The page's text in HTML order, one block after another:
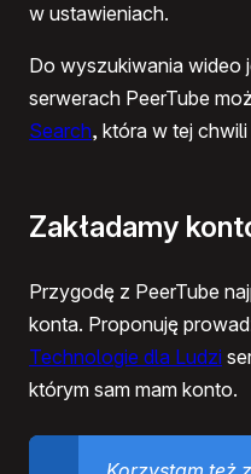
w ustawieniach.
Do wyszukiwania wideo
serwerach PeerTube
Search, która w tej chwili
Zakładamy
Przygodę z PeerTube
konta. Proponuję
Technologie dla Ludzi
którym sam mam konto.